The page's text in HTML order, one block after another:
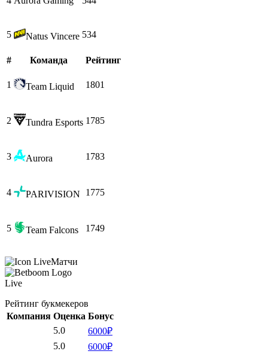
5 Natus Vincere 534
# Команда Рейтинг
1 Team Liquid 1801
2 Tundra Esports 1785
3 Aurora 1783
4 PARIVISION 1775
5 Team Falcons 1749
Матчи
Live
Рейтинг букмекеров
Компания Оценка Бонус
5.0
6000₽
5.0
6000₽